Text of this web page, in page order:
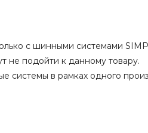
с шинными системами
не подойти к данному товару.
в рамках одного